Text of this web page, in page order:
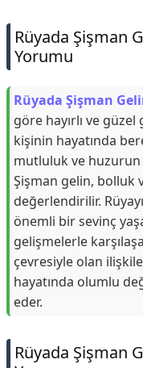
Rüyada Şişman
Yorumu
Rüyada Şişman
göre hayırlı ve
kişinin hayatında
mutluluk ve huzurun
Şişman gelin, bolluk
değerlendirilir.
önemli bir sevinç
gelişmelerle
çevresiyle olan
hayatında olumlu
eder.
Rüyada Şişman